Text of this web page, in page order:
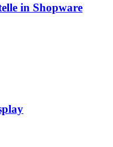
in Shopware